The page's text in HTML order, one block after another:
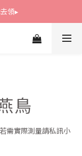
領▸
領▸
鳥
需實際測量請私訊小